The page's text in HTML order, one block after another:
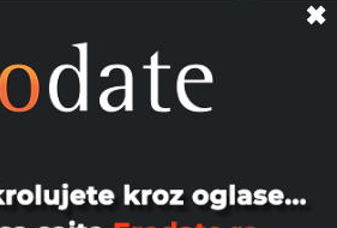
Dejan, 50
Muškarac razveden 50g poziva dame
na intimno druženje u diskreciji
✖